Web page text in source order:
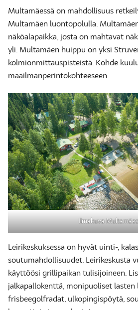
Multamäessä on mahdollisuus
Multamäen luontopolulla.
näköalapaikka, josta on mahtavat
yli. Multamäen huippu on yksi
kolmionmittauspisteistä. Kohde
maailmanperintökohteeseen.
Ilmakuva
Leirikeskuksessa on hyvät uinti-,
soutumahdollisuudet. Leirikeskusta
käyttöösi grillipaikan tulisijoineen.
jalkapallokenttä, monipuoliset lasten
frisbeegolfradat, ulkopingispöytä,